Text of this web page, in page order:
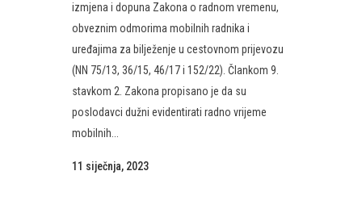
izmjena i dopuna Zakona o radnom vremenu,
obveznim odmorima mobilnih radnika i
uređajima za bilježenje u cestovnom prijevozu
(NN 75/13, 36/15, 46/17 i 152/22). Člankom 9.
stavkom 2. Zakona propisano je da su
poslodavci dužni evidentirati radno vrijeme
mobilnih...
11 siječnja, 2023